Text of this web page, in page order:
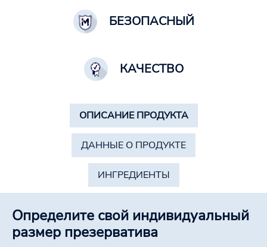
БЕЗОПАСНЫЙ
КАЧЕСТВО
ОПИСАНИЕ ПРОДУКТА
ДАННЫЕ О ПРОДУКТЕ
ИНГРЕДИЕНТЫ
Определите свой индивидуальный
размер презерватива